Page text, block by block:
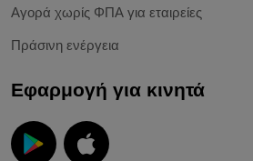
Αγορά χωρίς ΦΠΑ για εταιρείες
Πράσινη ενέργεια
Εφαρμογή για κινητά